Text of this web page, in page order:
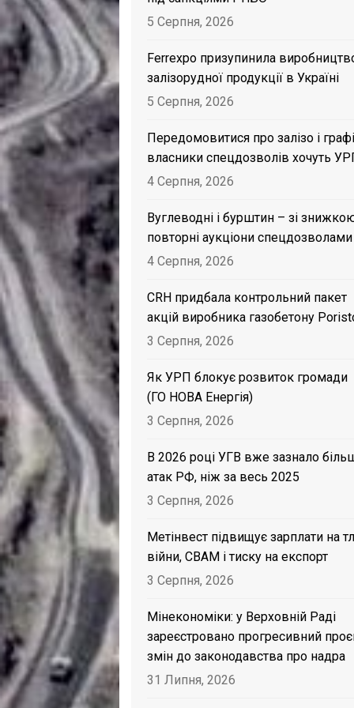
5 Серпня, 2026
Ferrexpo призупинила
залізорудної продукції в Україні
5 Серпня, 2026
Передомовитися про залізо і
власники спецдозволів хочуть
4 Серпня, 2026
Вуглеводні і бурштин – зі
повторні аукціони спецдозволами
4 Серпня, 2026
CRH придбала контрольний пакет
акцій виробника газобетону
3 Серпня, 2026
Як УРП блокує розвиток громади
(ГО НОВА Енергія)
3 Серпня, 2026
В 2026 році УГВ вже зазнало
атак РФ, ніж за весь 2025
3 Серпня, 2026
Метінвест підвищує зарплати на
війни, CBAM і тиску на експорт
3 Серпня, 2026
Мінекономіки: у Верховній Раді
зареєстровано прогресивний
змін до законодавства про надра
31 Липня, 2026